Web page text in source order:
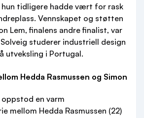
hun tidligere hadde vært for rask
Vennskapet og støtten
Lem, finalens andre finalist, var
studerer industriell design
utveksling i Portugal.
Hedda Rasmussen og Simon
en varm
mellom Hedda Rasmussen (22)